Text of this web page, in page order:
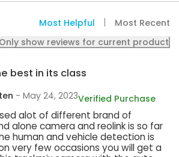
Most Helpful
Most Recent
Only show reviews for current product
best in its class
- May 24, 2023Verified Purchase
alot of different brand of
alone camera and reolink is so far
human and vehicle detection is
very few occasions you will get a